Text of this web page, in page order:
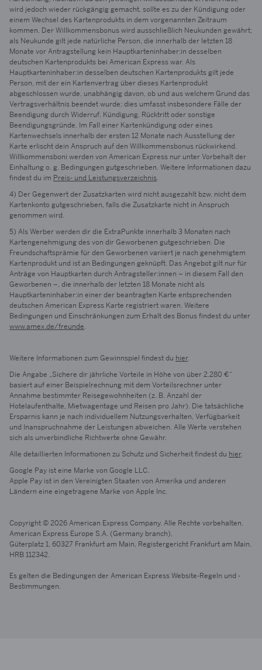
wird jedoch wieder rückgängig gemacht, sollte es zu der Kündigung oder
einem Wechsel des Kartenprodukts in dem vorgenannten Zeitraum
kommen. Der Willkommensbonus wird ausschließlich Neukunden gewährt;
als Neukunde gilt jede natürliche Person, die innerhalb der letzten 18
Monate vor Antragstellung kein Hauptkarteninhaber:in desselben
deutschen Kartenprodukts bei American Express war. Als
Hauptkarteninhaber:in desselben deutschen Kartenprodukts gilt jede
Person, mit der ein Kartenvertrag über dieses Kartenprodukt
abgeschlossen wurde, unabhängig davon, ob und aus welchem Grund das
Vertragsverhältnis beendet wurde; dies umfasst insbesondere Fälle der
Beendigung durch Widerruf, Kündigung, Rücktritt oder sonstige
Beendigungsgründe. Im Fall einer Kartenkündigung oder eines
Kartenwechsels innerhalb der ersten 12 Monate nach Ausstellung der
Karte erlischt dein Anspruch auf den Willkommensbonus rückwirkend.
Willkommensboni werden von American Express nur unter Vorbehalt der
Einhaltung o. g. Bedingungen gutgeschrieben. Weitere Informationen dazu
findest du im Preis- und Leistungsverzeichnis.
4) Der Gegenwert der Zusatzkarten wird nicht ausgezahlt bzw. nicht dem
Kartenkonto gutgeschrieben, falls die Zusatzkarte nicht in Anspruch
genommen wird.
5) Als Werber werden dir die ExtraPunkte innerhalb 3 Monaten nach
Kartengenehmigung des von dir Geworbenen gutgeschrieben. Die
Freundschaftsprämie für den Geworbenen variiert je nach genehmigtem
Kartenprodukt und ist an Bedingungen geknüpft. Das Angebot gilt nur für
Anträge von Hauptkarten durch Antragsteller:innen – in diesem Fall den
Geworbenen –, die innerhalb der letzten 18 Monate nicht als
Hauptkarteninhaber:in einer der beantragten Karte entsprechenden
deutschen American Express Karte registriert waren. Weitere
Bedingungen und Einschränkungen zum Erhalt des Bonus findest du unter
www.amex.de/freunde.
Weitere Informationen zum Gewinnspiel findest du hier.
Die Angabe „Sichere dir jährliche Vorteile in Höhe von über 2.280 €“
basiert auf einer Beispielrechnung mit dem Vorteilsrechner unter
Annahme bestimmter Reisegewohnheiten (z. B. Anzahl der
Hotelaufenthalte, Mietwagentage und Reisen pro Jahr). Die tatsächliche
Ersparnis kann je nach individuellem Nutzungsverhalten, Verfügbarkeit
und Inanspruchnahme der Leistungen abweichen. Alle Werte verstehen
sich als unverbindliche Richtwerte ohne Gewähr.
Alle detaillierten Informationen zu Schutz und Sicherheit findest du hier.
Google Pay ist eine Marke von Google LLC.
Apple Pay ist in den Vereinigten Staaten von Amerika und anderen
Ländern eine eingetragene Marke von Apple Inc.
Copyright © 2026 American Express Company. Alle Rechte vorbehalten.
American Express Europe S.A. (Germany branch),
Güterplatz 1, 60327 Frankfurtam Main, Registergericht Frankfurtam Main,
HRB 112342.
Es gelten die Bedingungen der American Express Website-Regeln und -
Bestimmungen.